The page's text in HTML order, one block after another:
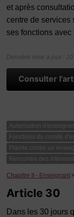
et après
centre de services
ses fonctions avec
Dernière mise à jour :
Consulter
Autorisation d'enseigner
Fonctions du comité
Plainte contre un
Rencontre des
Chapitre II - Enseignant
Article 30
Dans les 30 jours